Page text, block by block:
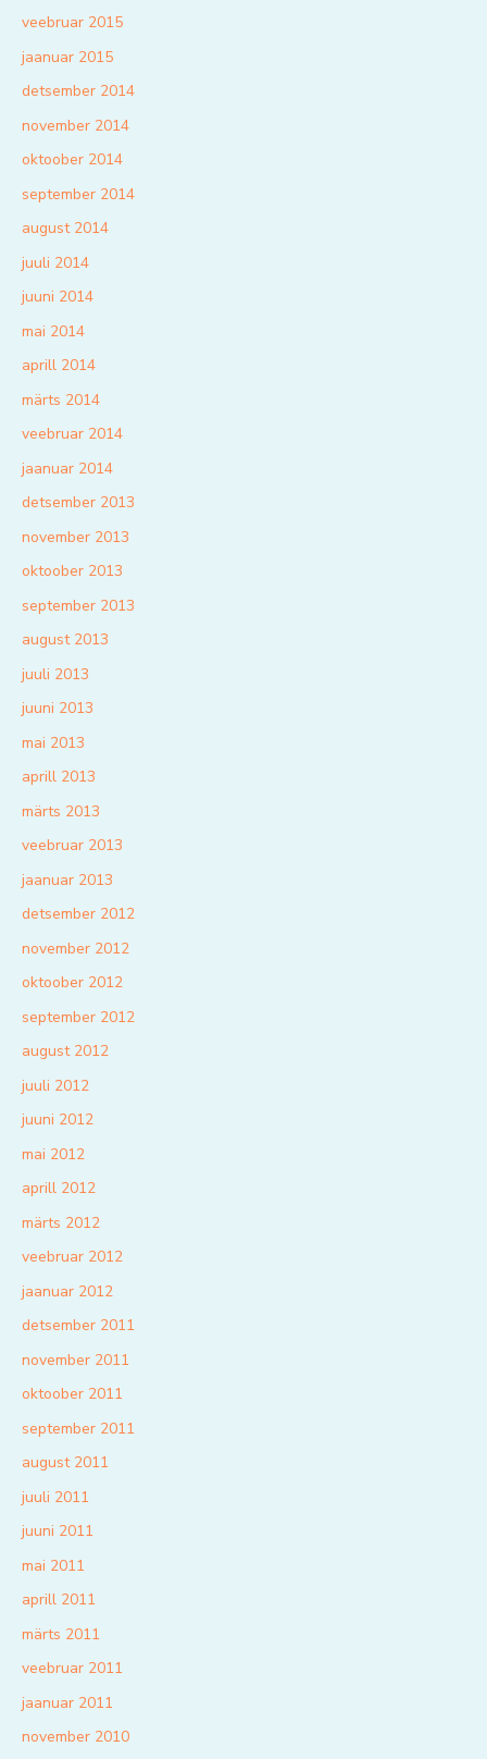
veebruar 2015
jaanuar 2015
detsember 2014
november 2014
oktoober 2014
september 2014
august 2014
juuli 2014
juuni 2014
mai 2014
aprill 2014
märts 2014
veebruar 2014
jaanuar 2014
detsember 2013
november 2013
oktoober 2013
september 2013
august 2013
juuli 2013
juuni 2013
mai 2013
aprill 2013
märts 2013
veebruar 2013
jaanuar 2013
detsember 2012
november 2012
oktoober 2012
september 2012
august 2012
juuli 2012
juuni 2012
mai 2012
aprill 2012
märts 2012
veebruar 2012
jaanuar 2012
detsember 2011
november 2011
oktoober 2011
september 2011
august 2011
juuli 2011
juuni 2011
mai 2011
aprill 2011
märts 2011
veebruar 2011
jaanuar 2011
november 2010